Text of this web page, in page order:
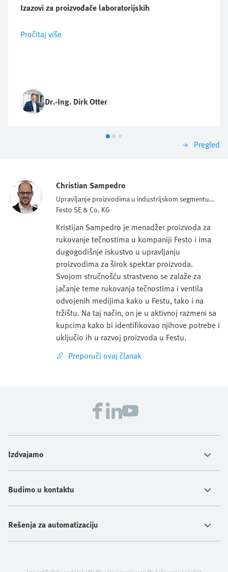
Izazovi za proizvođače laboratorijskih
Pročitaj više
Dr.-Ing. Dirk Otter
Pregled
Christian Sampedro
Upravljanje proizvodima u industrijskom segmentu
LifeTech centra
Festo SE & Co. KG
Kristijan Sampedro je menadžer proizvoda za
rukovanje tečnostima u kompaniji Festo i ima
dugogodišnje iskustvo u upravljanju
proizvodima za širok spektar proizvoda.
Svojom stručnošću strastveno se zalaže za
jačanje teme rukovanja tečnostima i ventila
odvojenih medijima kako u Festu, tako i na
tržištu. Na taj način, on je u aktivnoj razmeni sa
kupcima kako bi identifikovao njihove potrebe i
uključio ih u razvoj proizvoda u Festu.
Preporuči ovaj članak
Izdvajamo
Budimo u kontaktu
Rešenja za automatizaciju